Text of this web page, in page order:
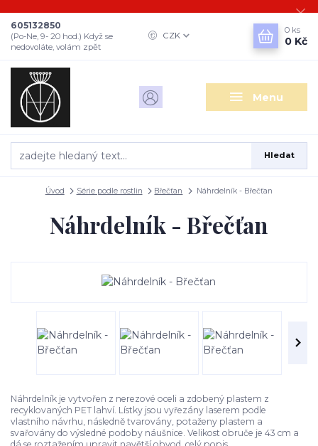
Menu
CZK
Hledat
605132850
(Po-Ne, 9- 20 hod.) Když se
nedovoláte, volám zpět
0 ks
0 Kč
Úvod Série podle rostlin Břečťan Náhrdelník - Břečťan
Náhrdelník - Břečťan
Náhrdelník je vytvořen z nerezové oceli a zdobený plastem z
recyklovaných PET lahví. Lístky jsou vyřezány laserem podle
vlastního návrhu, následně tvarovány, potaženy plastem a
svařovány do výsledné podoby náušnice. Velikost obruče je 43 cm a